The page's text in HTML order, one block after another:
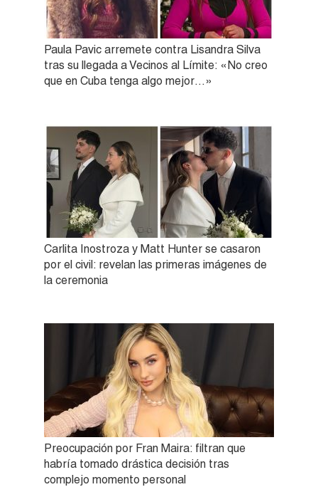
Paula Pavic arremete contra Lisandra Silva
tras su llegada a Vecinos al Límite: «No creo
que en Cuba tenga algo mejor…»
Carlita Inostroza y Matt Hunter se casaron
por el civil: revelan las primeras imágenes de
la ceremonia
Preocupación por Fran Maira: filtran que
habría tomado drástica decisión tras
complejo momento personal